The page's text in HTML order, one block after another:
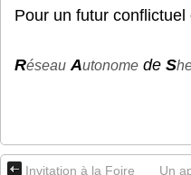
Pour un futur conflictuel
Réseau Autonome de S
Invitation à la Foire Un